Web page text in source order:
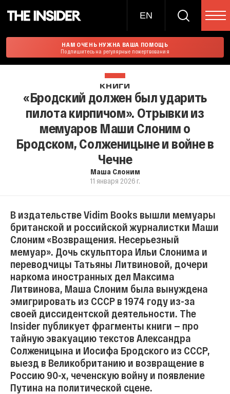
EN
НАМ ОЧЕНЬ НУЖНА ВАША ПОМОЩЬ
Подпишитесь на регулярные пожертвования
КНИГИ
«Бродский должен был ударить
пилота кирпичом». Отрывки из
мемуаров Маши Слоним о
Бродском, Солженицыне и войне в
Чечне
Маша Слоним
11 января 2026 г.
В издательстве Vidim Books вышли мемуары
британской и российской журналистки Маши
Слоним «Возвращения. Несерьезный
мемуар». Дочь скульптора Ильи Слонима и
переводчицы Татьяны Литвиновой, дочери
наркома иностранных дел Максима
Литвинова, Маша Слоним была вынуждена
эмигрировать из СССР в 1974 году из-за
своей диссидентской деятельности. The
Insider публикует фрагменты книги — про
тайную эвакуацию текстов Александра
Солженицына и Иосифа Бродского из СССР,
выезд в Великобританию и возвращение в
Россию 90-х, чеченскую войну и появление
Путина на политической сцене.